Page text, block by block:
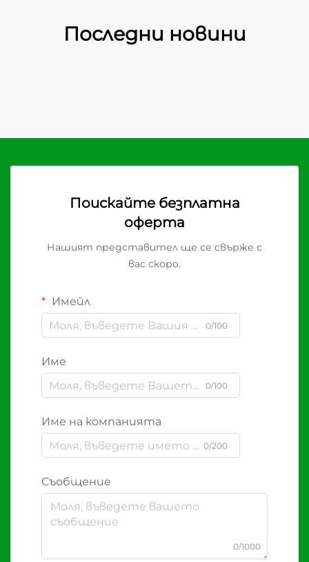
Последни новини
Поискайте безплатна
оферта
Нашият представител ще се свърже с
вас скоро.
Имейл
0/100
Име
0/100
Име на компанията
0/200
Съобщение
0/1000